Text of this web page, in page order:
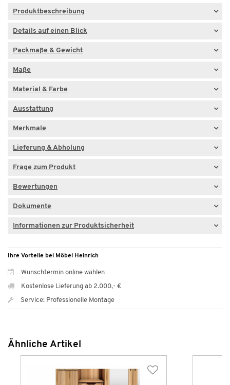
Produktbeschreibung
Details auf einen Blick
Packmaße & Gewicht
Maße
Material & Farbe
Ausstattung
Merkmale
Lieferung & Abholung
Frage zum Produkt
Bewertungen
Dokumente
Informationen zur Produktsicherheit
Ihre Vorteile bei Möbel Heinrich
Wunschtermin online wählen
Kostenlose Lieferung ab 2.000,- €
Service: Professionelle Montage
Ähnliche Artikel